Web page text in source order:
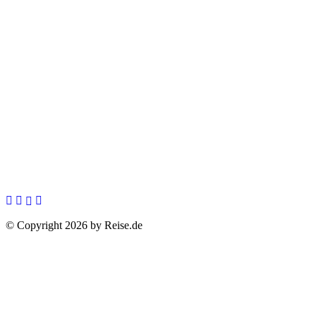
© Copyright 2026 by Reise.de